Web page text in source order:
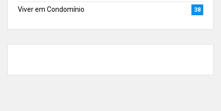
Viver em Condomínio 38